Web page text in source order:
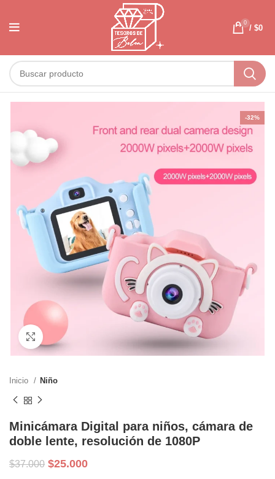
0
/ $0
-32%
Ampliar
Inicio Niño
Minicámara Digital para niños, cámara de
doble lente, resolución de 1080P
$37.000 El
$25.000El